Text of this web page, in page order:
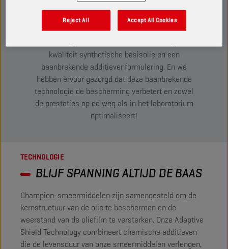
nog nooit eerder op de markt zijn gebracht.
Meest opvallend is Ester+ Adaptive Shield
kwaliteit synthetische basisolie en een
baanbrekende additievenformulering. En we
hebben ervoor gezorgd dat deze baanbrekende
technologie de bescherming verbetert en zowel
de prestaties op de weg als in het laboratorium
optimaliseert!
TECHNOLOGIE
BLIJF SPANNING ALTIJD DE BAAS
Champion-smeermiddelen zijn samengesteld om de
kernstructuur van de olie te beschermen en de
weerstand van de oliefilm te versterken. Onze Adaptive
Shield Technology combineert chemische additieven
die de levensduur van onze smeermiddelen verlengen,
Reject All Accept All Cookies